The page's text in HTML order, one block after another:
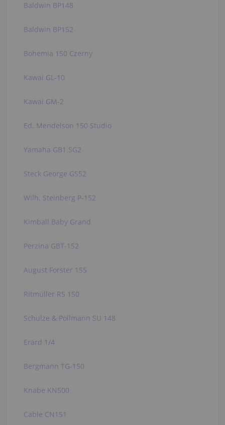
Baldwin BP148
Baldwin BP152
Bohemia 150 Czerny
Kawai GL-10
Kawai GM-2
Ed. Mendelson 150 Studio
Yamaha GB1 SG2
Steck George GS52
Wilh. Steinberg P-152
Kimball Baby Grand
Perzina GBT-152
August Forster 155
Ritmüller RS 150
Schulze & Pollmann SU 148
Erard 1/4
Bergmann TG-150
Knabe KN500
Cable CN151